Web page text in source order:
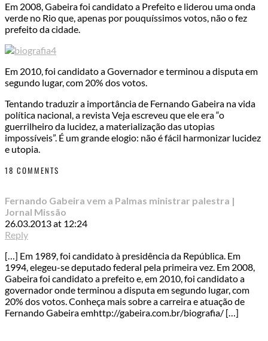
Em 2008, Gabeira foi candidato a Prefeito e liderou uma onda
verde no Rio que, apenas por pouquíssimos votos, não o fez
prefeito da cidade.
Em 2010, foi candidato a Governador e terminou a disputa em
segundo lugar, com 20% dos votos.
Tentando traduzir a importância de Fernando Gabeira na vida
política nacional, a revista Veja escreveu que ele era “o
guerrilheiro da lucidez, a materialização das utopias
impossíveis”. É um grande elogio: não é fácil harmonizar lucidez
e utopia.
18 COMMENTS
Fernando Gabeira vem a Palmas ministrar palestra |
Jornal Missão
26.03.2013 at 12:24
Reply
[…] Em 1989, foi candidato à presidência da República. Em
1994, elegeu-se deputado federal pela primeira vez. Em 2008,
Gabeira foi candidato a prefeito e, em 2010, foi candidato a
governador onde terminou a disputa em segundo lugar, com
20% dos votos. Conheça mais sobre a carreira e atuação de
Fernando Gabeira emhttp://gabeira.com.br/biografia/ […]